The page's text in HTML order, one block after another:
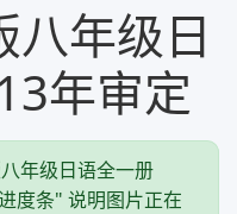
年级日
年审定
年级日语全一册
度条" 说明图片正在